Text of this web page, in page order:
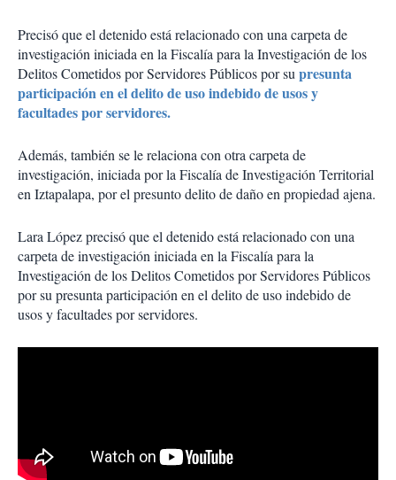
Precisó que el detenido está relacionado con una carpeta de
investigación iniciada en la Fiscalía para la Investigación de los
Delitos Cometidos por Servidores Públicos por supresunta
participación en el delito de uso indebido de usos y
facultades por servidores.
Además, también se le relaciona con otra carpeta de
investigación, iniciada por la Fiscalía de Investigación Territorial
en Iztapalapa, por el presunto delito de daño en propiedad ajena.
Lara López precisó que el detenido está relacionado con una
carpeta de investigación iniciada en la Fiscalía para la
Investigación de los Delitos Cometidos por Servidores Públicos
por su presunta participación en el delito de uso indebido de
usos y facultades por servidores.